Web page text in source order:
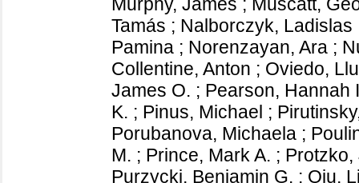
Tamás ; Nalborczyk, Ladislas
Pamina ; Norenzayan, Ara ;
Collentine, Anton ; Oviedo,
James O. ; Pearson, Hannah
K. ; Pinus, Michael ;
Porubanova, Michaela ;
M. ; Prince, Mark A. ; Protzko,
Purzycki, Benjamin G. ; Qiu,